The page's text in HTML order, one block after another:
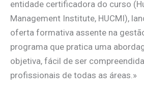
entidade certificadora do curso
Management Institute, HUCMI),
oferta formativa assente na
programa que pratica uma
objetiva, fácil de ser
profissionais de todas as áreas.»